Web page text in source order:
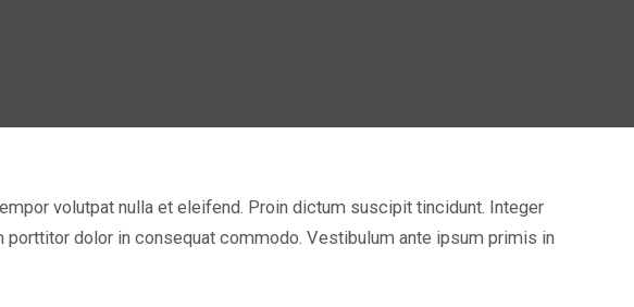
volutpat nulla et eleifend. Proin dictum suscipit tincidunt. Integer
dolor in consequat commodo. Vestibulum ante ipsum primis in